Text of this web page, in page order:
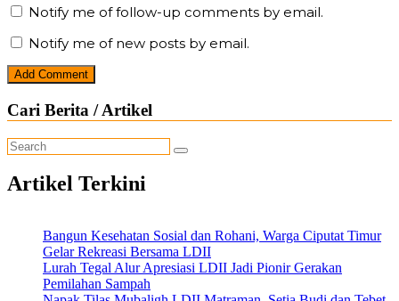
Notify me of follow-up comments by email.
Notify me of new posts by email.
Cari Berita / Artikel
Artikel Terkini
Bangun Kesehatan Sosial dan Rohani, Warga Ciputat Timur
Gelar Rekreasi Bersama LDII
Lurah Tegal Alur Apresiasi LDII Jadi Pionir Gerakan
Pemilahan Sampah